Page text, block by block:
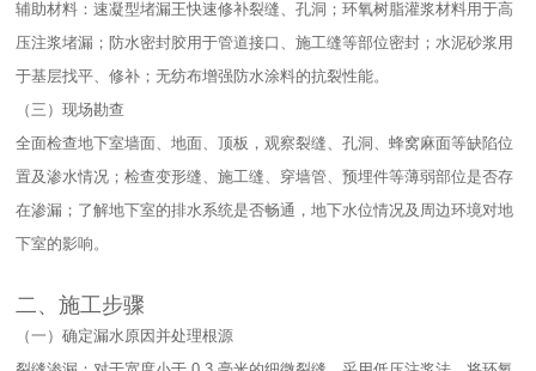
辅助材料：速凝型堵漏王快速修补裂缝、孔洞；环氧树脂灌浆材料用于高
压注浆堵漏；防水密封胶用于管道接口、施工缝等部位密封；水泥砂浆用
于基层找平、修补；无纺布增强防水涂料的抗裂性能。​
（三）现场勘查​
全面检查地下室墙面、地面、顶板，观察裂缝、孔洞、蜂窝麻面等缺陷位
置及渗水情况；检查变形缝、施工缝、穿墙管、预埋件等薄弱部位是否存
在渗漏；了解地下室的排水系统是否畅通，地下水位情况及周边环境对地
下室的影响。​
二、施工步骤​
（一）确定漏水原因并处理根源​